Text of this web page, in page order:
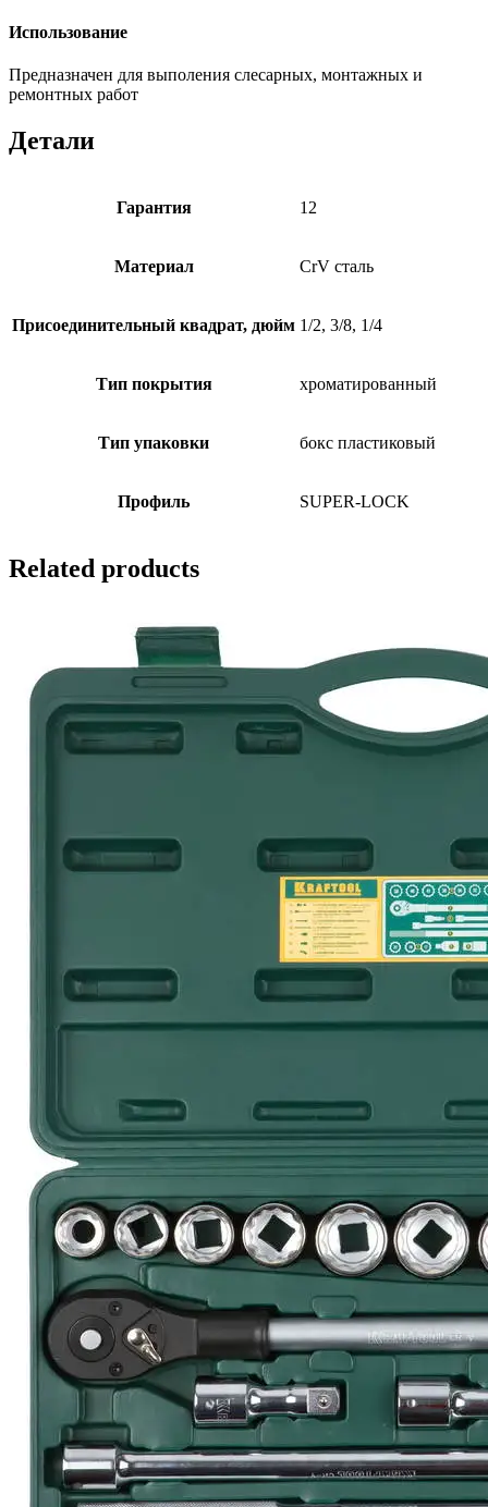
Использование
Предназначен для выполения слесарных, монтажных и
ремонтных работ
Детали
Гарантия 12
Материал CrV сталь
Присоединительный квадрат, дюйм 1/2, 3/8, 1/4
Тип покрытия хроматированный
Тип упаковки бокс пластиковый
Профиль SUPER-LOCK
Related products